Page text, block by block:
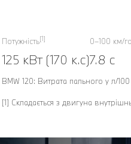
Потужність[1]
125 кВт (170 к.с)
0–100 км/
7.8 с
BMW 120: Витрата пального у л/
[1] Складається з двигуна